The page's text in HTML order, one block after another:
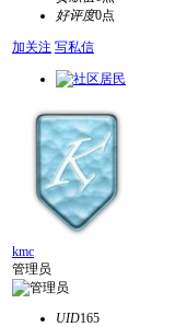
好评度0点
加关注 写私信
kmc
管理员
UID165